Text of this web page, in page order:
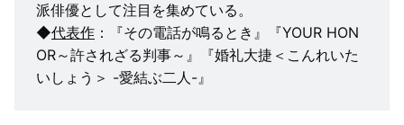
派俳優として注目を集めている。
◆代表作 ：『その電話が鳴るとき』『YOUR HON
OR～許されざる判事～』『婚礼大捷＜こんれいた
いしょう＞ -愛結ぶ二人-』